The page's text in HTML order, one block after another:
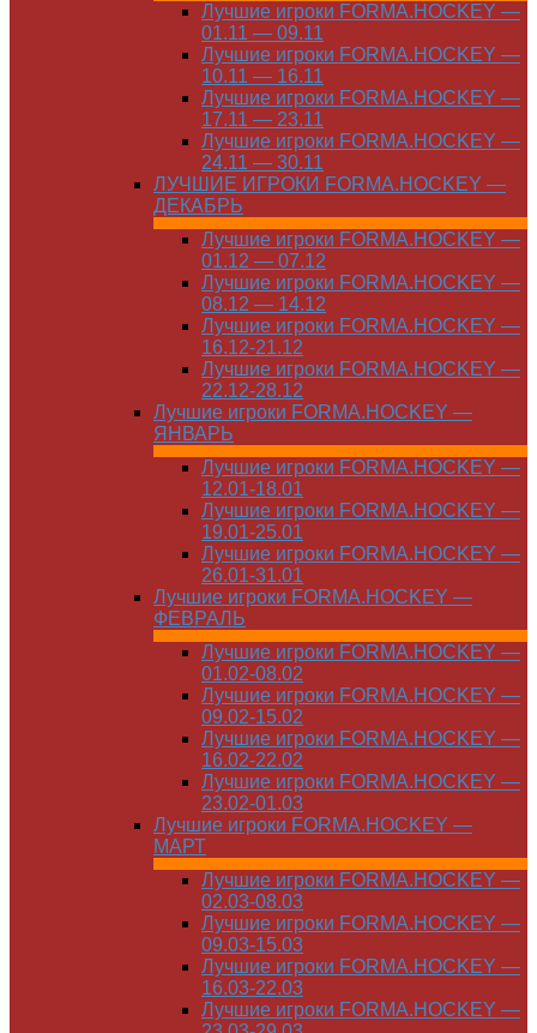
Лучшие игроки FORMA.HOCKEY —
01.11 — 09.11
Лучшие игроки FORMA.HOCKEY —
10.11 — 16.11
Лучшие игроки FORMA.HOCKEY —
17.11 — 23.11
Лучшие игроки FORMA.HOCKEY —
24.11 — 30.11
ЛУЧШИЕ ИГРОКИ FORMA.HOCKEY —
ДЕКАБРЬ
Лучшие игроки FORMA.HOCKEY —
01.12 — 07.12
Лучшие игроки FORMA.HOCKEY —
08.12 — 14.12
Лучшие игроки FORMA.HOCKEY —
16.12-21.12
Лучшие игроки FORMA.HOCKEY —
22.12-28.12
Лучшие игроки FORMA.HOCKEY —
ЯНВАРЬ
Лучшие игроки FORMA.HOCKEY —
12.01-18.01
Лучшие игроки FORMA.HOCKEY —
19.01-25.01
Лучшие игроки FORMA.HOCKEY —
26.01-31.01
Лучшие игроки FORMA.HOCKEY —
ФЕВРАЛЬ
Лучшие игроки FORMA.HOCKEY —
01.02-08.02
Лучшие игроки FORMA.HOCKEY —
09.02-15.02
Лучшие игроки FORMA.HOCKEY —
16.02-22.02
Лучшие игроки FORMA.HOCKEY —
23.02-01.03
Лучшие игроки FORMA.HOCKEY —
МАРТ
Лучшие игроки FORMA.HOCKEY —
02.03-08.03
Лучшие игроки FORMA.HOCKEY —
09.03-15.03
Лучшие игроки FORMA.HOCKEY —
16.03-22.03
Лучшие игроки FORMA.HOCKEY —